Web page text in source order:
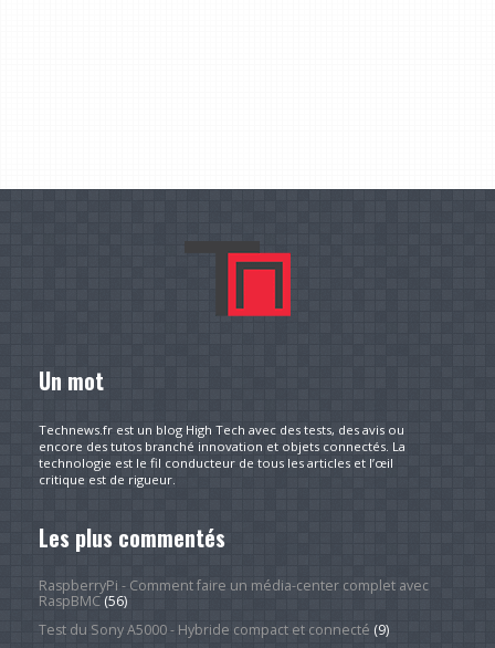
Un mot
Technews.fr est un blog High Tech avec des tests, des avis ou
encore des tutos branché innovation et objets connectés. La
technologie est le fil conducteur de tous les articles et l’œil
critique est de rigueur.
Les plus commentés
RaspberryPi - Comment faire un média-center complet avec
RaspBMC(56)
Test du Sony A5000 - Hybride compact et connecté (9)